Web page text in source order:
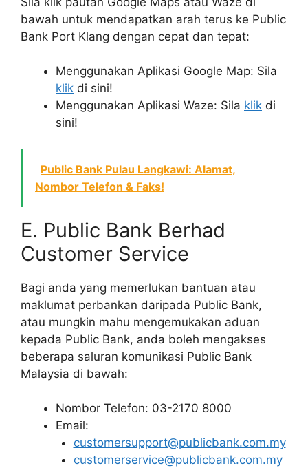
bawah untuk mendapatkan arah terus ke Public
Bank Port Klang dengan cepat dan tepat:
Menggunakan Aplikasi Google Map: Sila
klik di sini!
Menggunakan Aplikasi Waze: Sila klik di
sini!
Public Bank Pulau Langkawi: Alamat,
Nombor Telefon & Faks!
E. Public Bank Berhad
Customer Service
Bagi anda yang memerlukan bantuan atau
maklumat perbankan daripada Public Bank,
atau mungkin mahu mengemukakan aduan
kepada Public Bank, anda boleh mengakses
beberapa saluran komunikasi Public Bank
Malaysia di bawah:
Nombor Telefon: 03-2170 8000
Email:
customersupport@publicbank.com.my
customerservice@publicbank.com.my